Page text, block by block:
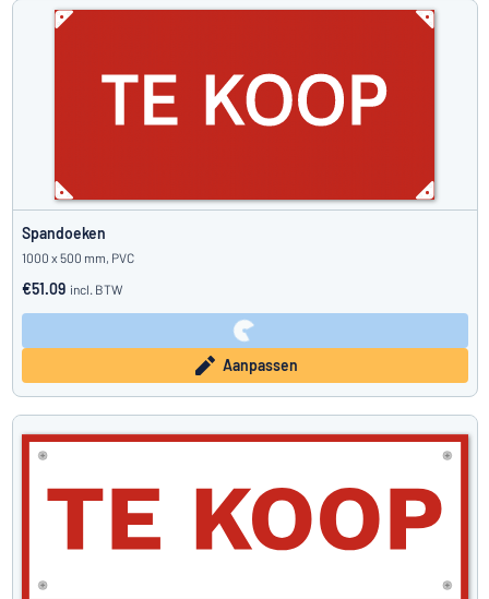
Spandoeken
1000 x 500 mm, PVC
€51.09 incl. BTW
Aanpassen